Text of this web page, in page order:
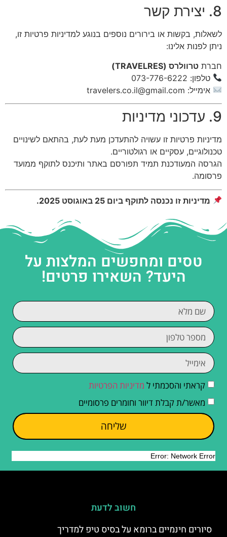
8. יצירת קשר
לשאלות, בקשות או בירורים נוספים בנוגע למדיניות פרטיות זו,
ניתן לפנות אלינו:
חברת טרוולרס (TRAVELRES)
טלפון: 073-776-6222
אימייל: travelers.co.il@gmail.com
9. עדכוני מדיניות
מדיניות פרטיות זו עשויה להתעדכן מעת לעת, בהתאם לשינויים
טכנולוגיים, עסקיים או רגולטוריים.
הגרסה המעודכנת תמיד תפורסם באתר ותיכנס לתוקף ממועד
פרסומה.
מדיניות זו נכנסה לתוקף ביום 25 באוגוסט 2025.
טסים ומחפשים המלצות על
היעד? השאירו פרטים!
קראתי והסכמתי ל מדיניות הפרטיות
מאשר/ת קבלת דיוור וחומרים פרסומיים
שליחה
חשוב לדעת
סיורים חינמיים ברומא על בסיס טיפ למדריך